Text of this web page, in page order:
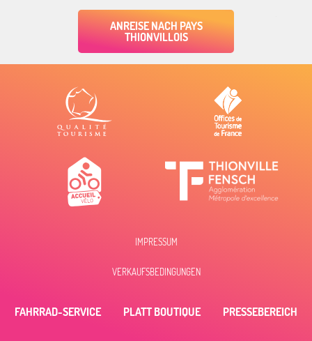
ANREISE NACH PAYS
THIONVILLOIS
IMPRESSUM
VERKAUFSBEDINGUNGEN
FAHRRAD-SERVICE PLATT BOUTIQUE PRESSEBEREICH